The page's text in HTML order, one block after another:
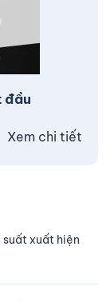
đầu
Xem chi tiết
suất xuất hiện